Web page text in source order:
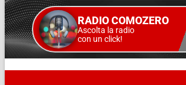
RADIO COMOZERO
Ascolta la radio
con un click!